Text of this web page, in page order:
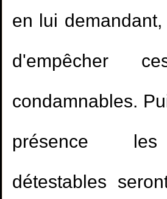
en lui
d'empêcher
condamnables.
présence
détestables